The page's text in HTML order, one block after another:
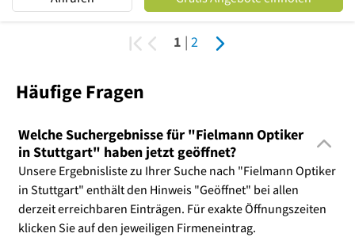
1 | 2
Häufige Fragen
Welche Suchergebnisse für "Fielmann Optiker
in Stuttgart" haben jetzt geöffnet?
Unsere Ergebnisliste zu Ihrer Suche nach "Fielmann Optiker
in Stuttgart" enthält den Hinweis "Geöffnet" bei allen
derzeit erreichbaren Einträgen. Für exakte Öffnungszeiten
klicken Sie auf den jeweiligen Firmeneintrag.